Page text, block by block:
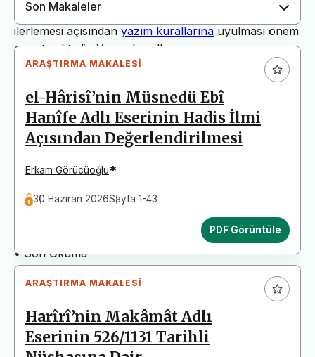
Dergimiz yayın süreçlerinin daha hızlı ve sağlıklı
ilerlemesi açısından yazım kurallarına uyulması önem
arz etmektedir. Yazım kurallarına uymayan
başvurular değerlendirme aşamasına alınmadan iade
edilecektir. Bu nedenle çalışmalarınızı yüklemeden
önce çalışmanızın yazım kurallarına uygun olarak
düzenlendiğinden emin olunuz.
Yayın İnceleme Süreci (Yaklaşık 130 Gün)
• Editör İncelemesi
• Şekilsel ve Etik Ön İnceleme
• Son Okuma
Son Makaleler
ARAŞTIRMA MAKALESI
el-Hârisî’nin Müsnedü Ebî
Hanîfe Adlı Eserinin Hadis İlmi
Açısından Değerlendirilmesi
Erkam Görücüoğlu*
30 Haziran 2026Sayfa 1-43
PDF Görüntüle
ARAŞTIRMA MAKALESI
Harîrî’nin Makâmât Adlı
Eserinin 526/1131 Tarihli